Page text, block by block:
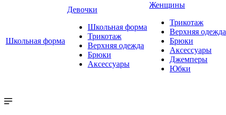
Школьная форма
Девочки
Школьная форма
Трикотаж
Верхняя одежда
Брюки
Аксессуары
Женщины
Трикотаж
Верхняя одежда
Брюки
Аксессуары
Джемперы
Юбки